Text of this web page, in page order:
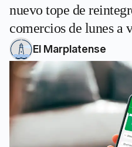
nuevo tope de
comercios de lunes a
El Marplatense